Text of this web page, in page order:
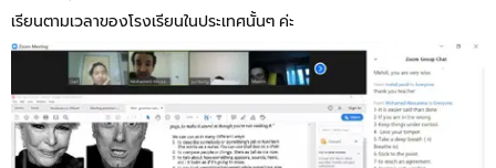
เรียนตามเวลาของโรงเรียนในประเทศนั้นๆ ค่ะ